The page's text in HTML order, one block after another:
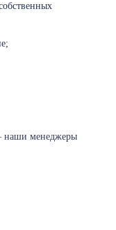
наши менеджеры